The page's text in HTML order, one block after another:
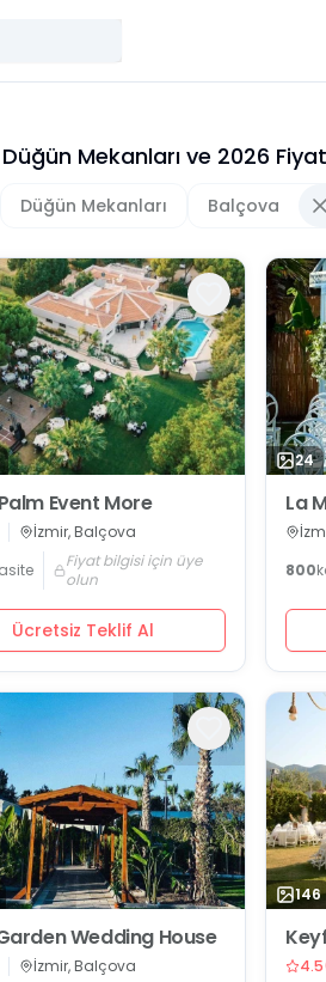
Mekanları ve 2026
Düğün Mekanları Balçova
Event More
İzmir, Balçova
Fiyat bilgisi için üye
olun
Ücretsiz Teklif Al
24
La
800
Wedding House
İzmir, Balçova
146
4.5